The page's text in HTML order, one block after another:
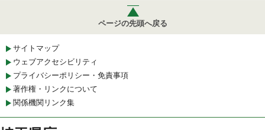
ページの先頭へ戻る
サイトマップ
ウェブアクセシビリティ
プライバシーポリシー・免責事項
著作権・リンクについて
関係機関リンク集